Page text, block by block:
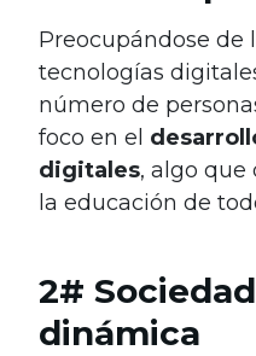
Preocupándose de
tecnologías
número de
foco en el
digitales, algo que
la educación de
2#
dinámica